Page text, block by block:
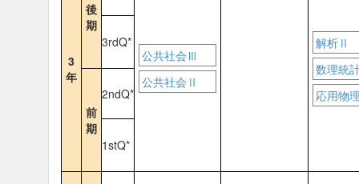
3
年
後
期
公共社会Ⅲ
公共社会Ⅱ
解析Ⅱ
数理統
応用物
3rdQ*
前
期
2ndQ*
1stQ*